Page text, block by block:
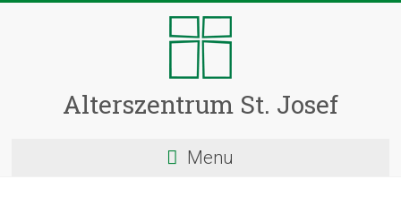
Alterszentrum St. Josef
Menu